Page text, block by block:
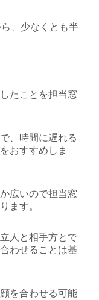
、少なくとも半
たことを担当窓
、時間に遅れる
おすすめしま
広いので担当窓
ます。
人と相手方とで
わせることは基
を合わせる可能